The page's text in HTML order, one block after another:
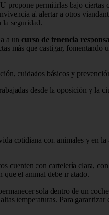
propone permitirlas bajo
al alertar a otros
la seguridad.
a un curso de tenencia
más que castigar, fomentando
cuidados básicos y
desde la oposición y la
cotidiana con animales y en
cuenten con cartelería clara,
que el animal debe ir atado.
sola dentro de un
temperaturas. Para